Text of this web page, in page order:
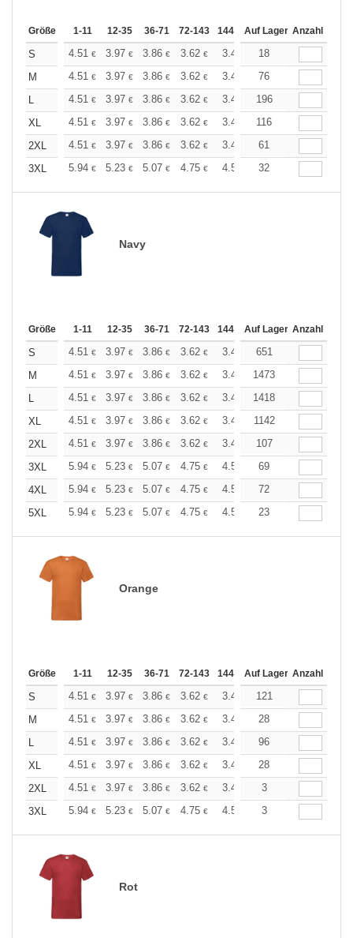
Größe 1-11 12-35 36-71 72-143 144-287 288 + Mehr
Auf Lager Anzahl
S 4.51 € 3.97 € 3.86 € 3.62 € 3.44 3.37
18
M
4.51 € 3.97 € 3.86 € 3.62 € 3.44 3.37
76
L
4.51 € 3.97 € 3.86 € 3.62 € 3.44 3.37
196
XL
4.51 € 3.97 € 3.86 € 3.62 € 3.44 3.37
116
2XL
4.51 € 3.97 € 3.86 € 3.62 € 3.44 3.37
61
3XL
5.94 € 5.23 € 5.07 € 4.75 € 4.51 4.43
32
Navy
Größe 1-11 12-35 36-71 72-143 144-287 288 + Mehr
Auf Lager Anzahl
S 4.51 € 3.97 € 3.86 € 3.62 € 3.44 3.37
651
M
4.51 € 3.97 € 3.86 € 3.62 € 3.44 3.37
1473
L
4.51 € 3.97 € 3.86 € 3.62 € 3.44 3.37
1418
XL
4.51 € 3.97 € 3.86 € 3.62 € 3.44 3.37
1142
2XL
4.51 € 3.97 € 3.86 € 3.62 € 3.44 3.37
107
3XL
5.94 € 5.23 € 5.07 € 4.75 € 4.51 4.43
69
4XL
5.94 € 5.23 € 5.07 € 4.75 € 4.51 4.43
72
5XL
5.94 € 5.23 € 5.07 € 4.75 € 4.51 4.43
23
Orange
Größe 1-11 12-35 36-71 72-143 144-287 288 + Mehr
Auf Lager Anzahl
S 4.51 € 3.97 € 3.86 € 3.62 € 3.44 3.37
121
M
4.51 € 3.97 € 3.86 € 3.62 € 3.44 3.37
28
L
4.51 € 3.97 € 3.86 € 3.62 € 3.44 3.37
96
XL
4.51 € 3.97 € 3.86 € 3.62 € 3.44 3.37
28
2XL
4.51 € 3.97 € 3.86 € 3.62 € 3.44 3.37
3
3XL
5.94 € 5.23 € 5.07 € 4.75 € 4.51 4.43
3
Rot